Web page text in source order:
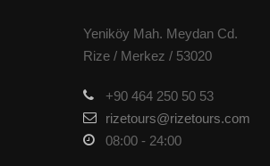
Yeniköy Mah. Meydan Cd.
Rize / Merkez / 53020
+90 464 250 50 53
rizetours@rizetours.com
08:00 - 24:00